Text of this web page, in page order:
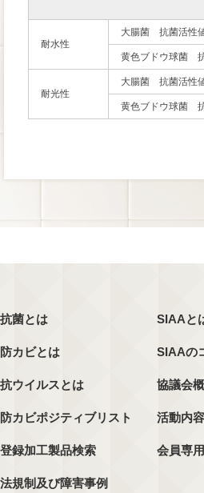
耐水性
大腸菌 抗菌活性
黄色ブドウ球菌
耐光性
大腸菌 抗菌活性
黄色ブドウ球菌
抗菌とは
防カビとは
抗ウイルスとは
防カビポジティブリスト
登録加工製品検索
法規制及び障害事例
SIAAと
SIAAの
協議会
活動内
会員専